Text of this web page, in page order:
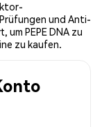
und Anti-
PEPE DNA zu
zu kaufen.